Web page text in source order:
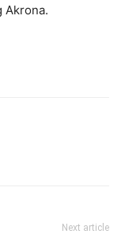
Akrona.
Next article